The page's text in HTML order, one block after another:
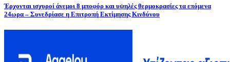
Έρχονται ισχυροί άνεμοι 8 μποφόρ και υψηλές θερμοκρασίες τα επόμενα
24ωρα – Συνεδρίασε η Επιτροπή Εκτίμησης Κινδύνου